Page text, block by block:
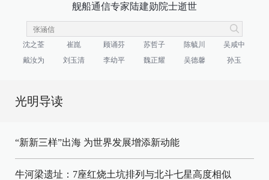
舰船通信专家陆建勋院士逝世
沈之荃 崔崑 顾诵芬 苏哲子 陈毓川
吴咸中
戴汝为
刘玉清 李幼平 魏正耀 吴德馨 孙玉
光明导读
“新新三样”出海 为世界发展增添新动能
牛河梁遗址：7座红烧土坑排列与北斗七星高度相似